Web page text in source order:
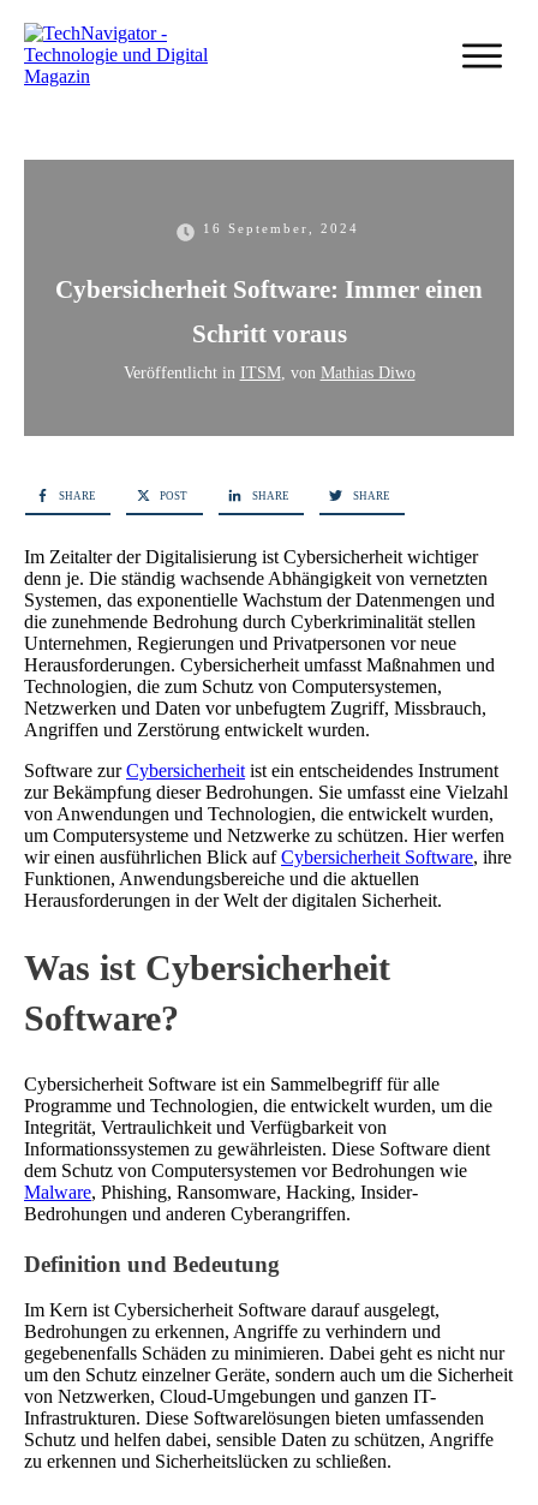
16 September, 2024
Cybersicherheit Software: Immer einen
Schritt voraus
Veröffentlicht in ITSM, von Mathias Diwo
SHARE POST SHARE SHARE
Im Zeitalter der Digitalisierung ist Cybersicherheit wichtiger
denn je. Die ständig wachsende Abhängigkeit von vernetzten
Systemen, das exponentielle Wachstum der Datenmengen und
die zunehmende Bedrohung durch Cyberkriminalität stellen
Unternehmen, Regierungen und Privatpersonen vor neue
Herausforderungen. Cybersicherheit umfasst Maßnahmen und
Technologien, die zum Schutz von Computersystemen,
Netzwerken und Daten vor unbefugtem Zugriff, Missbrauch,
Angriffen und Zerstörung entwickelt wurden.
Software zurCybersicherheit ist ein entscheidendes Instrument
zur Bekämpfung dieser Bedrohungen. Sie umfasst eine Vielzahl
von Anwendungen und Technologien, die entwickelt wurden,
um Computersysteme und Netzwerke zu schützen. Hier werfen
wir einen ausführlichen Blick aufCybersicherheit Software, ihre
Funktionen, Anwendungsbereiche und die aktuellen
Herausforderungen in der Welt der digitalen Sicherheit.
Was ist Cybersicherheit
Software?
Cybersicherheit Software ist ein Sammelbegriff für alle
Programme und Technologien, die entwickelt wurden, um die
Integrität, Vertraulichkeit und Verfügbarkeit von
Informationssystemen zu gewährleisten. Diese Software dient
dem Schutz von Computersystemen vor Bedrohungen wie
Malware, Phishing, Ransomware, Hacking, Insider-
Bedrohungen und anderen Cyberangriffen.
Definition und Bedeutung
Im Kern ist Cybersicherheit Software darauf ausgelegt,
Bedrohungen zu erkennen, Angriffe zu verhindern und
gegebenenfalls Schäden zu minimieren. Dabei geht es nicht nur
um den Schutz einzelner Geräte, sondern auch um die Sicherheit
von Netzwerken, Cloud-Umgebungen und ganzen IT-
Infrastrukturen. Diese Softwarelösungen bieten umfassenden
Schutz und helfen dabei, sensible Daten zu schützen, Angriffe
zu erkennen und Sicherheitslücken zu schließen.